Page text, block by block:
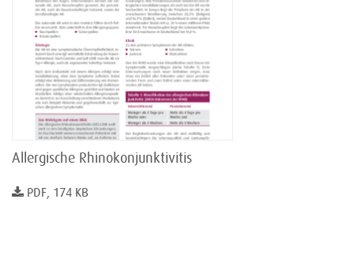
Allergische Rhinokonjunktivitis
PDF, 174 KB